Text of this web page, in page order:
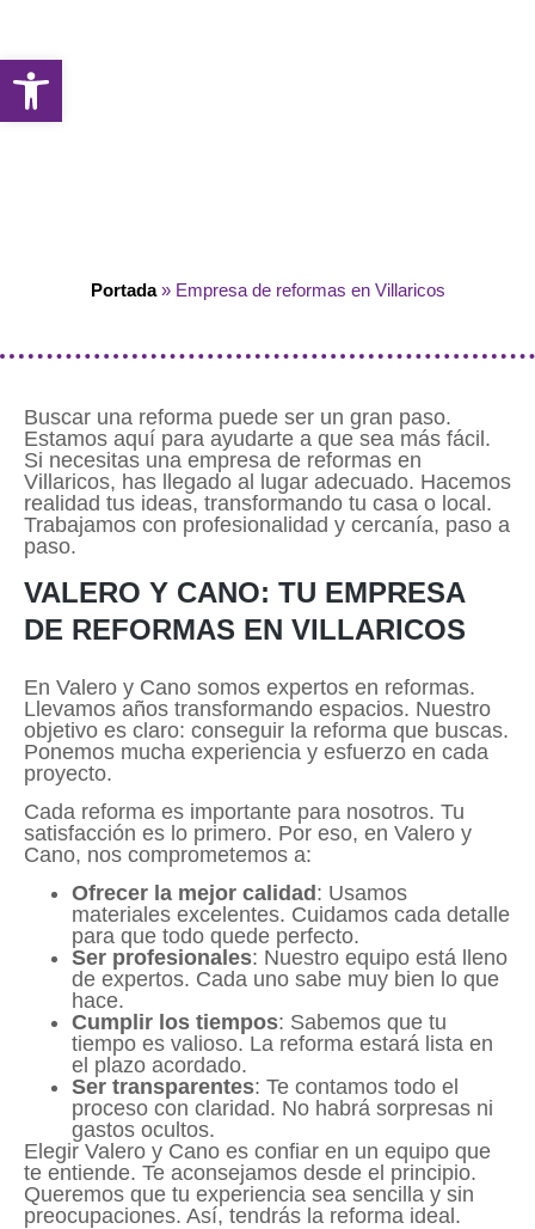
Portada» Empresa de reformas en Villaricos
Buscar una reforma puede ser un gran paso.
Estamos aquí para ayudarte a que sea más fácil.
Si necesitas una empresa de reformas en
Villaricos, has llegado al lugar adecuado. Hacemos
realidad tus ideas, transformando tu casa o local.
Trabajamos con profesionalidad y cercanía, paso a
paso.
VALERO Y CANO: TU EMPRESA
DE REFORMAS EN VILLARICOS
En Valero y Cano somos expertos en reformas.
Llevamos años transformando espacios. Nuestro
objetivo es claro: conseguir la reforma que buscas.
Ponemos mucha experiencia y esfuerzo en cada
proyecto.
Cada reforma es importante para nosotros. Tu
satisfacción es lo primero. Por eso, en Valero y
Cano, nos comprometemos a:
Ofrecer la mejor calidad : Usamos
materiales excelentes. Cuidamos cada detalle
para que todo quede perfecto.
Ser profesionales: Nuestro equipo está lleno
de expertos. Cada uno sabe muy bien lo que
hace.
Cumplir los tiempos: Sabemos que tu
tiempo es valioso. La reforma estará lista en
el plazo acordado.
Ser transparentes: Te contamos todo el
proceso con claridad. No habrá sorpresas ni
gastos ocultos.
Elegir Valero y Cano es confiar en un equipo que
te entiende. Te aconsejamos desde el principio.
Queremos que tu experiencia sea sencilla y sin
preocupaciones. Así, tendrás la reforma ideal.
Abrir barra de herramientas